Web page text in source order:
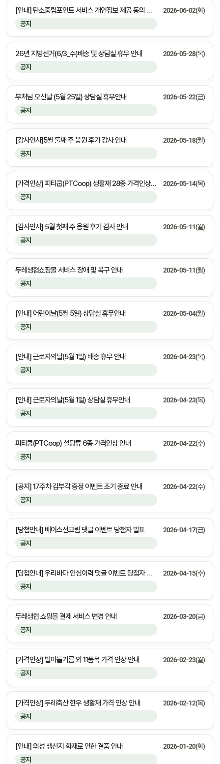
공지
[안내] 탄소중립포인트 서비스 개인정보 제공 동의 안내 2026-06-02(화)
공지
26년 지방선거(6/3_수)배송 및 상담실 휴무 안내 2026-05-28(목)
공지
부처님 오신날 (5월 25일) 상담실 휴무안내 2026-05-22(금)
공지
[감사인사]5월 둘째 주 응원 후기 감사 안내 2026-05-18(월)
공지
[가격인상] 피티쿱(PTCoop) 생활재 28종 가격인상 안내 2026-05-14(목)
공지
[감사인사] 5월 첫째 주 응원 후기 감사 안내 2026-05-11(월)
공지
두레생협쇼핑몰 서비스 장애 및 복구 안내 2026-05-11(월)
공지
[안내] 어린이날(5월 5일) 상담실 휴무안내 2026-05-04(월)
공지
[안내] 근로자의날(5월 1일) 배송 휴무 안내 2026-04-23(목)
공지
[안내] 근로자의날(5월 1일) 상담실 휴무안내 2026-04-23(목)
공지
피티쿱(PTCoop) 설탕류 6종 가격인상 안내 2026-04-22(수)
공지
[공지] 17주차 김부각 증정 이벤트 조기 종료 안내 2026-04-22(수)
공지
[당첨안내] 베이스선크림 댓글 이벤트 당첨자 발표 2026-04-17(금)
공지
[당첨안내] 우리바다 안심이력 댓글 이벤트 당첨자 발표 2026-04-15(수)
공지
두레생협 쇼핑몰 결제 서비스 변경 안내 2026-03-20(금)
공지
[가격인상] 발아들기름 외 11품목 가격 인상 안내 2026-02-23(월)
공지
[가격인상] 두레축산 한우 생활재 가격 인상 안내 2026-02-12(목)
공지
[안내] 의성 생산지 화재로 인한 결품 안내 2026-01-20(화)